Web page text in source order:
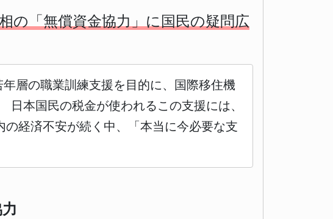
の「無償資金協力」に国民の疑問広
層の職業訓練支援を目的に、国際移住機
本国民の税金が使われるこの支援には、
の経済不安が続く中、「本当に今必要な支